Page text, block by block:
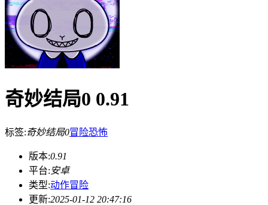
奇妙结局0 0.91
标签:奇妙结局0冒险恐怖
版本:0.91
平台:安卓
类型:动作冒险
更新:2025-01-12 20:47:16